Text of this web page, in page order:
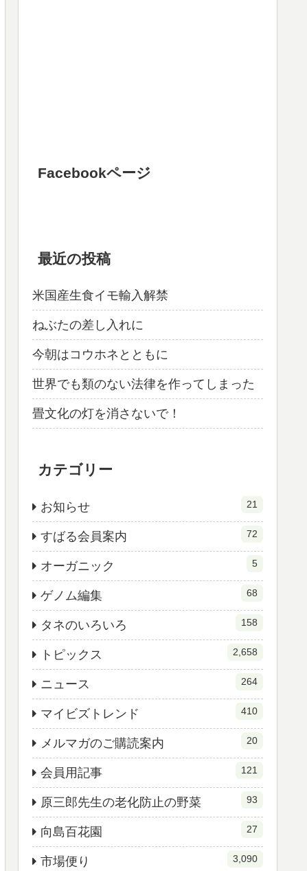
Facebookページ
最近の投稿
米国産生食イモ輸入解禁
ねぶたの差し入れに
今朝はコウホネとともに
世界でも類のない法律を作ってしまった
畳文化の灯を消さないで！
カテゴリー
お知らせ 21
すばる会員案内 72
オーガニック 5
ゲノム編集 68
タネのいろいろ 158
トピックス 2,658
ニュース 264
マイビズトレンド 410
メルマガのご購読案内 20
会員用記事 121
原三郎先生の老化防止の野菜 93
向島百花園 27
市場便り 3,090